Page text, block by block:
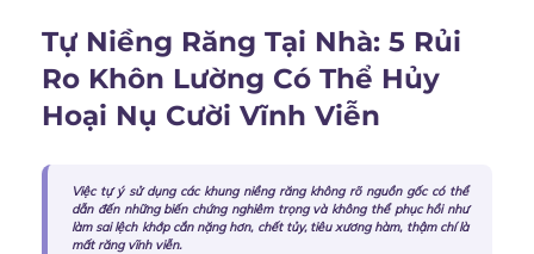
Tự Niềng Răng Tại Nhà: 5 Rủi
Ro Khôn Lường Có Thể Hủy
Hoại Nụ Cười Vĩnh Viễn
Việc tự ý sử dụng các khung niềng răng không rõ nguồn gốc có thể
dẫn đến những biến chứng nghiêm trọng và không thể phục hồi như
làm sai lệch khớp cắn nặng hơn, chết tủy, tiêu xương hàm, thậm chí là
mất răng vĩnh viễn.